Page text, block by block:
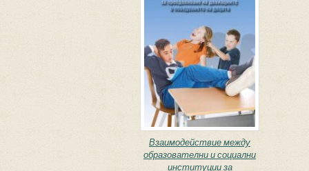
Взаимодействие между
образователни и социални
институции за